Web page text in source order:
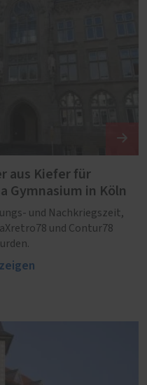
aus Kiefer für
Gymnasium in Köln
und Nachkriegszeit,
und Contur78